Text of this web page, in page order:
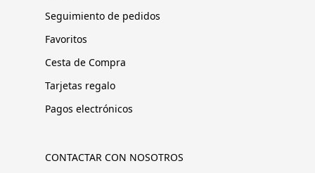
Seguimiento de pedidos
Favoritos
Cesta de Compra
Tarjetas regalo
Pagos electrónicos
CONTACTAR CON NOSOTROS